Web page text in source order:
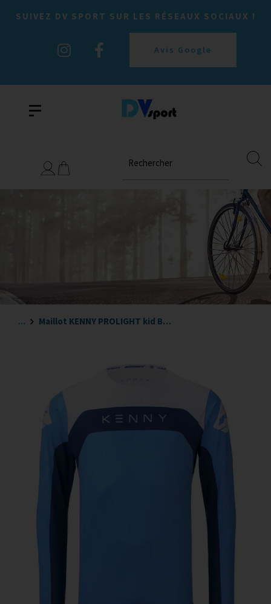
SUIVEZ DV SPORT SUR LES RÉSEAUX SOCIAUX !
Avis Google
Rechercher
... Maillot KENNY PROLIGHT kid BLEU